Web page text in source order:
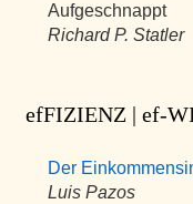
Aufgeschnappt
Richard P. Statler
efFIZIENZ | ef-
Der
Luis Pazos